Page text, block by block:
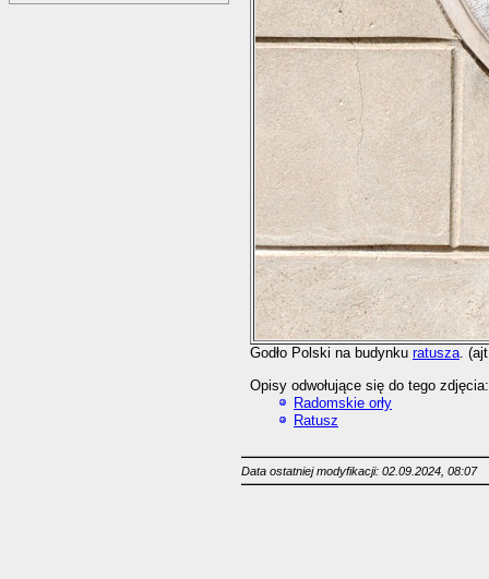
Godło Polski na budynku ratusza.
Opisy odwołujące się do tego zdjęcia:
Radomskie orły
Ratusz
Data ostatniej modyfikacji: 02.09.2024, 08:07